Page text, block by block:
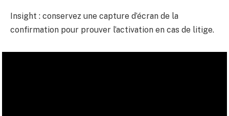
Insight : conservez une capture d’écran de la
confirmation pour prouver l’activation en cas de litige.